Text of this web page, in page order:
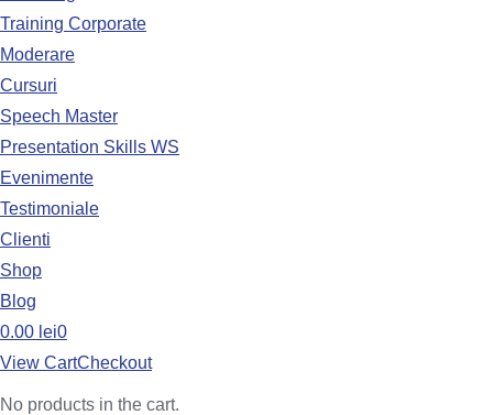
Training Corporate
Moderare
Cursuri
Speech Master
Presentation Skills WS
Evenimente
Testimoniale
Clienti
Shop
Blog
0.00 lei0
View CartCheckout
No products in the cart.